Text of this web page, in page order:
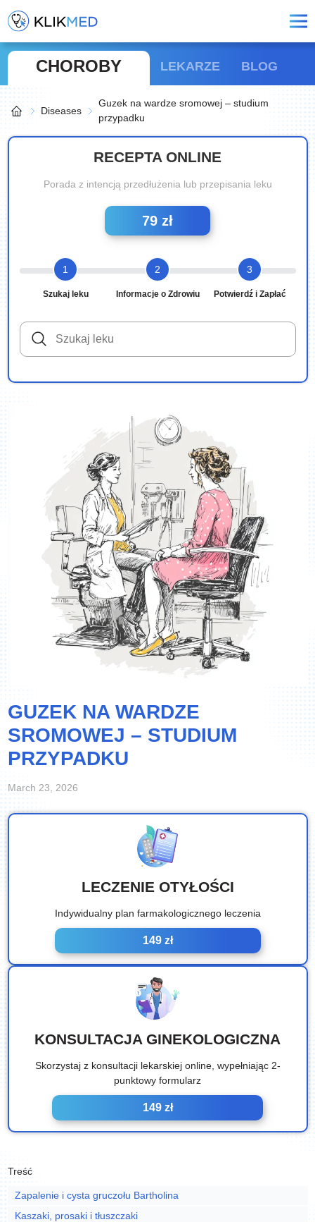
CHOROBY LEKARZE BLOG
Diseases
Guzek na wardze sromowej – studium
przypadku
RECEPTA ONLINE
Porada z intencją przedłużenia lub przepisania leku
79 zł
1
Szukaj leku
2
Informacje o Zdrowiu
3
Potwierdź i Zapłać
GUZEK NA WARDZE
SROMOWEJ – STUDIUM
PRZYPADKU
March 23, 2026
LECZENIE OTYŁOŚCI
Indywidualny plan farmakologicznego leczenia
149 zł
KONSULTACJA GINEKOLOGICZNA
Skorzystaj z konsultacji lekarskiej online, wypełniając 2-
punktowy formularz
149 zł
Treść
Zapalenie i cysta gruczołu Bartholina
Kaszaki, prosaki i tłuszczaki